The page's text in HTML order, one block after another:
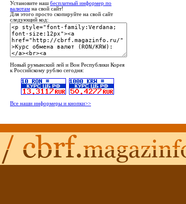
Установите наш бесплатный информер по
валютам на свой сайт!
Для этого просто скопируйте на свой сайт
следующий код:
Новый румынский лей и Вон Республики Корея
к Российскому рублю сегодня:
Все наши информеры и кнопки>>